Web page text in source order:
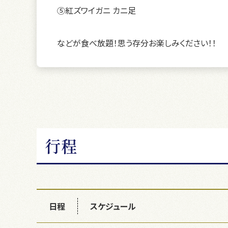
⑤紅ズワイガニ カニ足
などが食べ放題！思う存分お楽しみください！！
行程
日程 スケジュール